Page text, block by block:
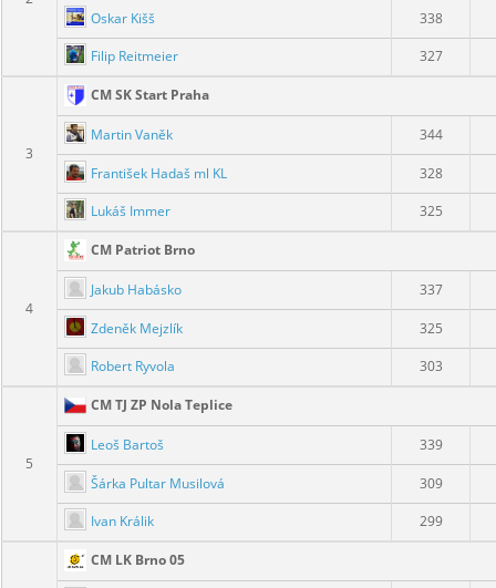
Oskar Kišš
338
Filip Reitmeier
327
3
CM SK Start Praha
Martin Vaněk 344
František Hadaš ml KL
328
Lukáš Immer
325
4
CM Patriot Brno
Jakub Habásko 337
Zdeněk Mejzlík
325
Robert Ryvola
303
5
CM TJ ZP Nola Teplice
Leoš Bartoš 339
Šárka Pultar Musilová
309
Ivan Králik
299
CM LK Brno 05